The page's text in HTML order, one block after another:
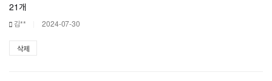
21개
김** 2024-07-30
삭제